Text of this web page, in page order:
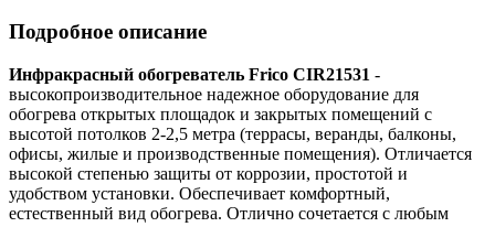
Подробное описание
Инфракрасный обогреватель Frico CIR21531 -
высокопроизводительное надежное оборудование для
обогрева открытых площадок и закрытых помещений с
высотой потолков 2-2,5 метра (террасы, веранды, балконы,
офисы, жилые и производственные помещения). Отличается
высокой степенью защиты от коррозии, простотой и
удобством установки. Обеспечивает комфортный,
естественный вид обогрева. Отлично сочетается с любым